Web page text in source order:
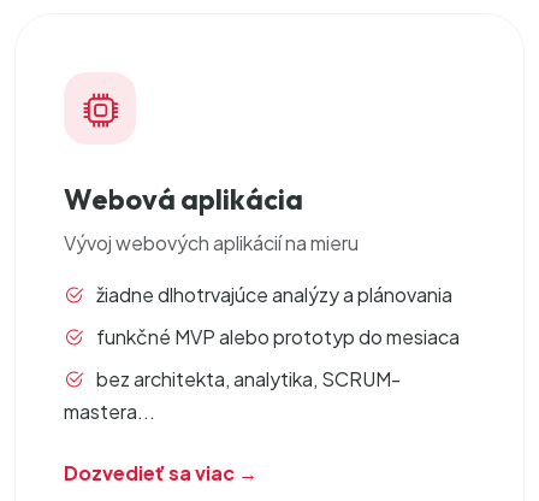
Webová aplikácia
Vývojwebových aplikáciína mieru
žiadne dlhotrvajúce analýzy a plánovania
funkčné MVP alebo prototyp do mesiaca
bez architekta, analytika, SCRUM-
mastera...
Dozvedieť sa viac →